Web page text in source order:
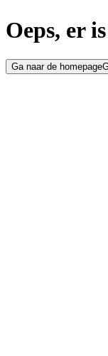
Oeps, er
Ga naar de homepage